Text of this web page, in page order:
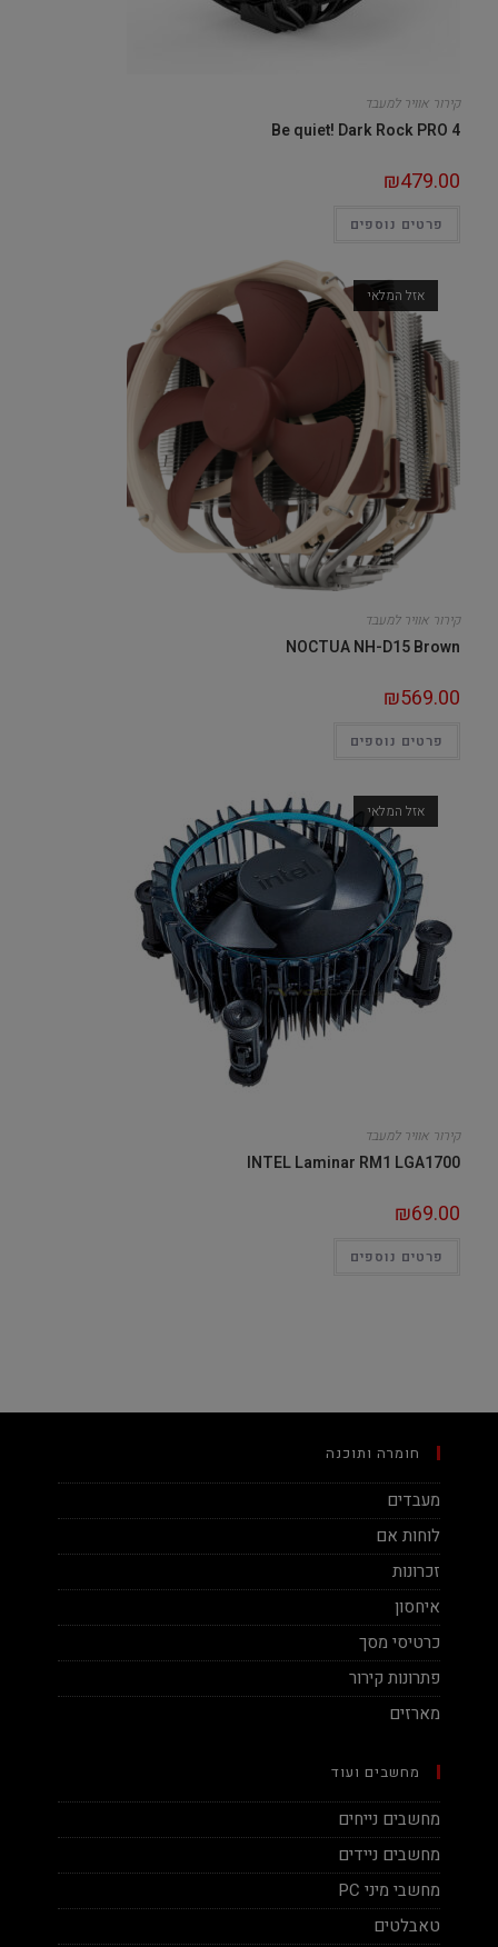
קירור אוויר למעבד
Be quiet! Dark Rock PRO 4
₪479.00
פרטים נוספים
אזל המלאי
קירור אוויר למעבד
NOCTUA NH-D15 Brown
₪569.00
פרטים נוספים
אזל המלאי
קירור אוויר למעבד
INTEL Laminar RM1 LGA1700
₪69.00
פרטים נוספים
חומרה ותוכנה
מעבדים
לוחות אם
זכרונות
איחסון
כרטיסי מסך
פתרונות קירור
מארזים
מחשבים ועוד
מחשבים נייחים
מחשבים ניידים
מחשבי מיני PC
טאבלטים